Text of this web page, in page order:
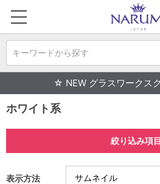
キーワードから探す
☆ NEW グラスワークス
ホワイト系
絞り込み項目
表示方法